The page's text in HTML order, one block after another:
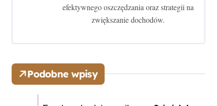
u
efektywnego oszczędzania oraz strategii na
zwiększanie dochodów.
Podobne wpisy